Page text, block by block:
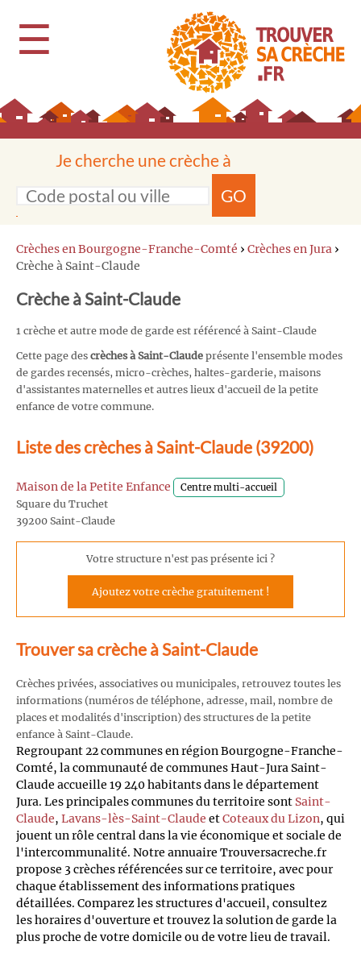
☰
Je cherche une crèche à
GO
Crèches en Bourgogne-Franche-Comté › Crèches en Jura ›
Crèche à Saint-Claude
Crèche à Saint-Claude
1 crèche et autre mode de garde est référencé à Saint-Claude
Cette page des crèches à Saint-Claude présente l'ensemble modes
de gardes recensés, micro-crèches, haltes-garderie, maisons
d'assistantes maternelles et autres lieux d'accueil de la petite
enfance de votre commune.
Liste des crèches à Saint-Claude (39200)
Maison de la Petite Enfance Centre multi-accueil
Square du Truchet
39200 Saint-Claude
Votre structure n'est pas présente ici ?
Ajoutez votre crèche gratuitement !
Trouver sa crèche à Saint-Claude
Crèches privées, associatives ou municipales, retrouvez toutes les
informations (numéros de téléphone, adresse, mail, nombre de
places et modalités d'inscription) des structures de la petite
enfance à Saint-Claude.
Regroupant 22 communes en région Bourgogne-Franche-
Comté, la communauté de communes Haut-Jura Saint-
Claude accueille 19 240 habitants dans le département
Jura. Les principales communes du territoire sont Saint-
Claude, Lavans-lès-Saint-Claude etCoteaux du Lizon, qui
jouent un rôle central dans la vie économique et sociale de
l'intercommunalité. Notre annuaire Trouversacreche.fr
propose 3 crèches référencées sur ce territoire, avec pour
chaque établissement des informations pratiques
détaillées. Comparez les structures d'accueil, consultez
les horaires d'ouverture et trouvez la solution de garde la
plus proche de votre domicile ou de votre lieu de travail.